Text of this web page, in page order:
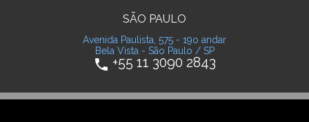
SÃO PAULO
Avenida Paulista, 575 - 19o andar
Bela Vista - São Paulo / SP
phone +55 11 3090 2843